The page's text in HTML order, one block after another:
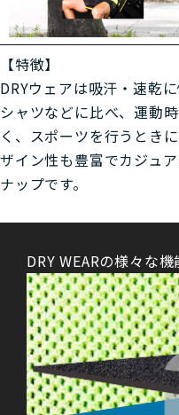
【特徴】
DRYウェアは吸汗・速乾
シャツなどに比べ、運動
く、スポーツを行うとき
ザイン性も豊富でカジュ
ナップです。
DRY WEARの様々な機